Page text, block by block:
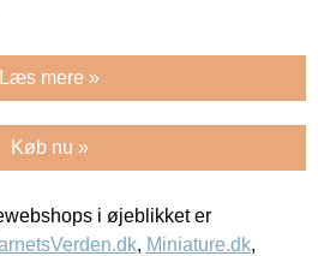
Læs mere »
Køb nu »
i øjeblikket er
, Miniature.dk,